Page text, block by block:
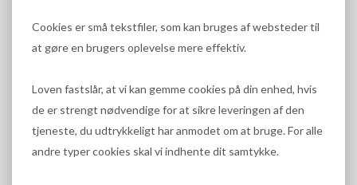
Cookies er små tekstfiler, som kan bruges af websteder til
at gøre en brugers oplevelse mere effektiv.
Loven fastslår, at vi kan gemme cookies på din enhed, hvis
de er strengt nødvendige for at sikre leveringen af den
tjeneste, du udtrykkeligt har anmodet om at bruge. For alle
andre typer cookies skal vi indhente dit samtykke.